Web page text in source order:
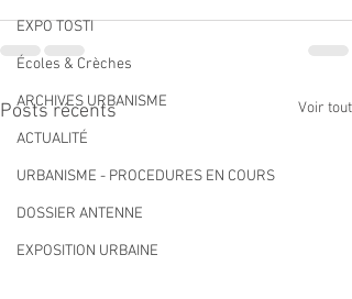
EXPO TOSTI
Écoles & Crèches
ARCHIVES URBANISME
ACTUALITÉ
URBANISME - PROCEDURES EN COURS
DOSSIER ANTENNE
EXPOSITION URBAINE
Posts récents Voir tout